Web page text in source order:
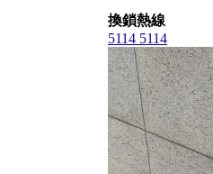
換鎖熱線
5114 5114